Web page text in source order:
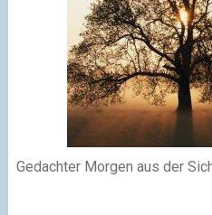
Gedachter Morgen aus der